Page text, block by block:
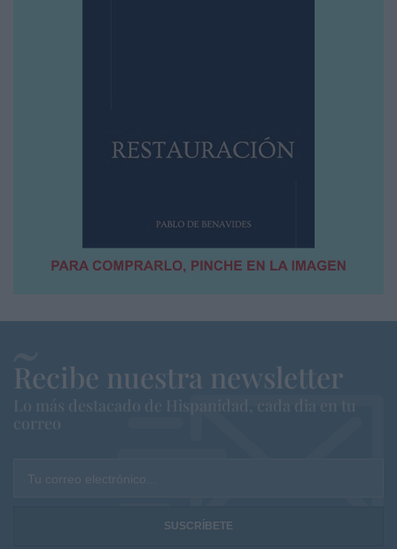
Recibe nuestra newsletter
Lo más destacado de Hispanidad, cada dia en tu
correo
Tu correo electrónico...